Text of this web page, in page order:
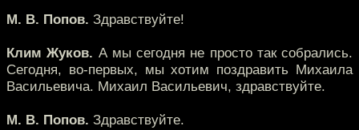
М. В. Попов. Здравствуйте!
Клим Жуков. А мы сегодня не просто так собрались.
Сегодня, во-первых, мы хотим поздравить Михаила
Васильевича. Михаил Васильевич, здравствуйте.
М. В. Попов. Здравствуйте.